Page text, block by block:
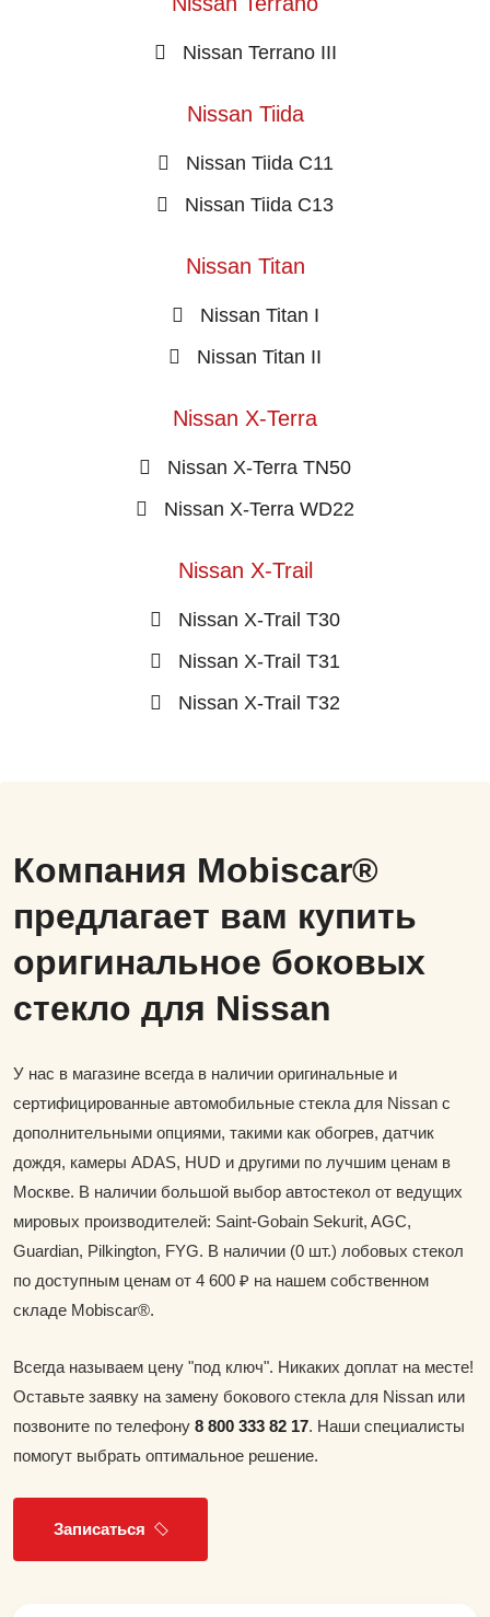
Nissan Terrano III
Nissan Tiida
Nissan Tiida C11
Nissan Tiida C13
Nissan Titan
Nissan Titan I
Nissan Titan II
Nissan X-Terra
Nissan X-Terra TN50
Nissan X-Terra WD22
Nissan X-Trail
Nissan X-Trail T30
Nissan X-Trail T31
Nissan X-Trail T32
Компания Mobiscar®
предлагает вам купить
оригинальное боковых
стекло для Nissan
У нас в магазине всегда в наличии оригинальные и
сертифицированные автомобильные стекла для Nissan с
дополнительными опциями, такими как обогрев, датчик
дождя, камеры ADAS, HUD и другими по лучшим ценам в
Москве. В наличии большой выбор автостекол от ведущих
мировых производителей: Saint-Gobain Sekurit, AGC,
Guardian, Pilkington, FYG. В наличии (0 шт.) лобовых стекол
по доступным ценам от 4 600 ₽ на нашем собственном
складе Mobiscar®.
Всегда называем цену "под ключ". Никаких доплат на месте!
Оставьте заявку на замену бокового стекла для Nissan или
позвоните по телефону 8 800 333 82 17. Наши специалисты
помогут выбрать оптимальное решение.
Записаться